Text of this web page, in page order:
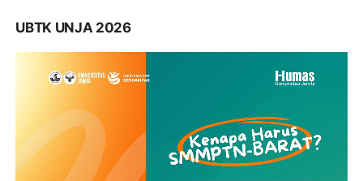
UBTK UNJA 2026